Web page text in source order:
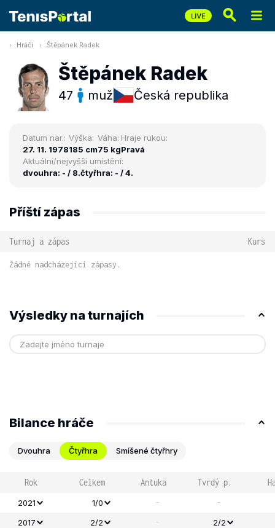
Hráči Štěpánek Radek
Štěpánek Radek
47 muž Česká republika
Datum nar.:
27. 11. 1978
Výška:
185 cm
Váha:
75 kg
Hraje rukou:
Pravá
Aktuální/nejvyšší umístění:
dvouhra: - / 8.čtyřhra: - / 4.
Příští zápas
Turnaj a zápas Kurs
Žádné nadcházející zápasy.
Výsledky na turnajích
Bilance hráče
Dvouhra Čtyřhra Smíšené čtyřhry
Rok Celkem Antuka Tvrdý p.
2021 1/0 - -
2017 2/2 -
2/2